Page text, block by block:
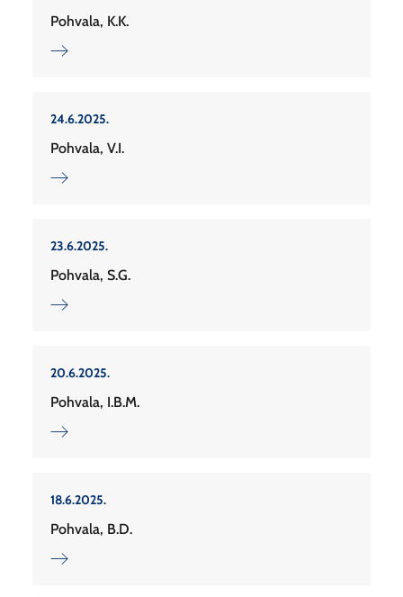
Pohvala, K.K.
24.6.2025.
Pohvala, V.I.
23.6.2025.
Pohvala, S.G.
20.6.2025.
Pohvala, I.B.M.
18.6.2025.
Pohvala, B.D.